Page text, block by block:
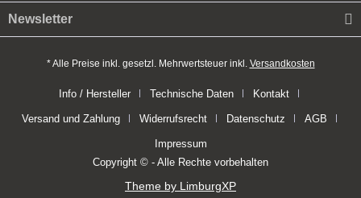
Newsletter
* Alle Preise inkl. gesetzl. Mehrwertsteuer inkl. Versandkosten
Info / Hersteller Technische Daten Kontakt
Versand und Zahlung Widerrufsrecht Datenschutz AGB
Impressum
Copyright © - Alle Rechte vorbehalten
Theme by LimburgXP